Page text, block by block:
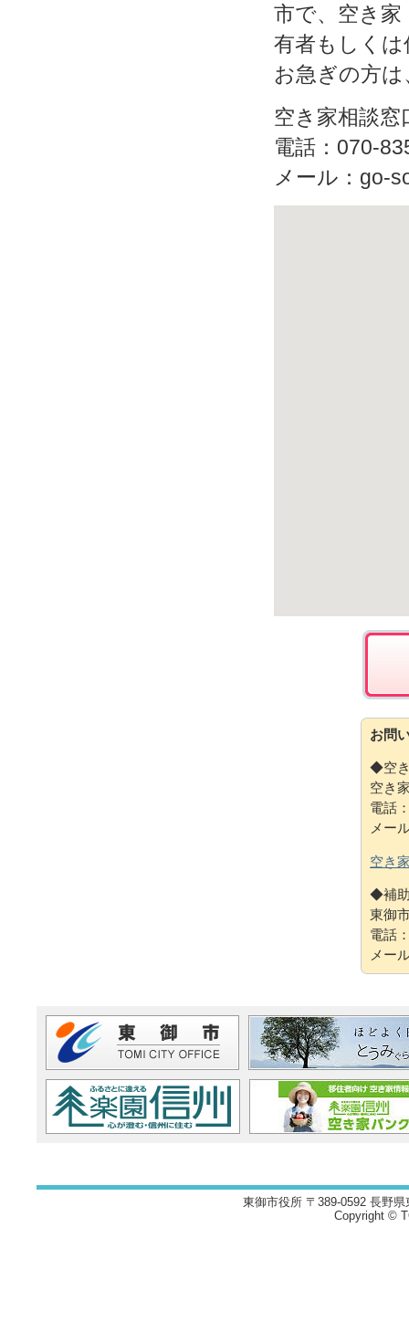
市で、空き家
有者もしく
お急ぎの方
空き家相談窓
電話：070-
メール：go-
お問
◆空き
空き
電話
メー
空き
◆補
東御
電話
メー
東御市役所 〒389-0592 長野
Copyright ©